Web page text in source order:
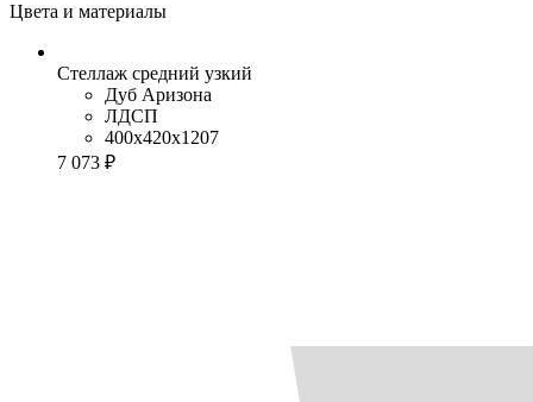
Цвета и материалы
Стеллаж средний узкий
Дуб Аризона
ЛДСП
400x420x1207
7 073 ₽